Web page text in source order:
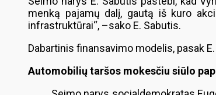
menką pajamų dalį, gautą iš kuro
infrastruktūrai“, –sako E. Sabutis.
Dabartinis finansavimo modelis, pasak
Automobilių taršos mokesčiu siūlo